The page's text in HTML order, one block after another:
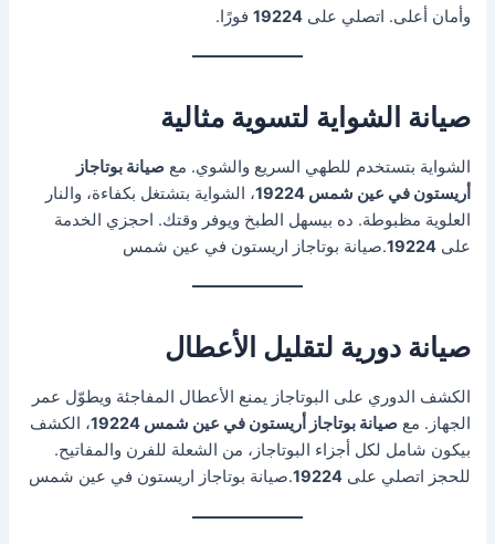
وأمان أعلى. اتصلي على19224 فورًا.
صيانة الشواية لتسوية مثالية
الشواية بتستخدم للطهي السريع والشوي. معصيانة بوتاجاز
أريستون في عين شمس 19224
، الشواية بتشتغل بكفاءة، والنار
العلوية مظبوطة. ده بيسهل الطبخ ويوفر وقتك. احجزي الخدمة
على19224.صيانة بوتاجاز اريستون في عين شمس
صيانة دورية لتقليل الأعطال
الكشف الدوري على البوتاجاز يمنع الأعطال المفاجئة ويطوّل عمر
الجهاز. معصيانة بوتاجاز أريستون في عين شمس 19224
، الكشف
بيكون شامل لكل أجزاء البوتاجاز، من الشعلة للفرن والمفاتيح.
للحجز اتصلي على19224.صيانة بوتاجاز اريستون في عين شمس